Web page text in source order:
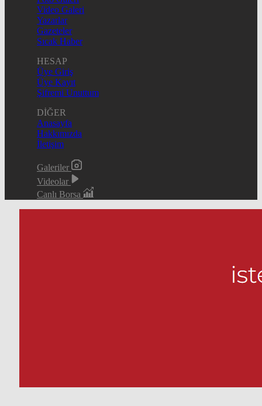
Video Galeri
Yazarlar
Gazeteler
Sıcak Haber
HESAP
Üye Giriş
Üye Kayıt
Şifremi Unuttum
DİĞER
Anasayfa
Hakkımızda
İletişim
Galeriler
Videolar
Canlı Borsa